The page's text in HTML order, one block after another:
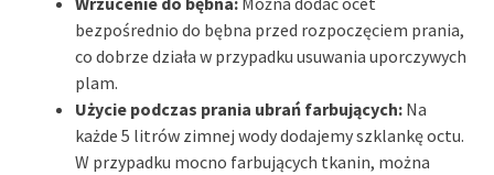
bezpośrednio do bębna przed rozpoczęciem prania,
co dobrze działa w przypadku usuwania uporczywych
plam.
Użycie podczas prania ubrań farbujących: Na
każde 5 litrów zimnej wody dodajemy szklankę octu.
W przypadku mocno farbujących tkanin, można